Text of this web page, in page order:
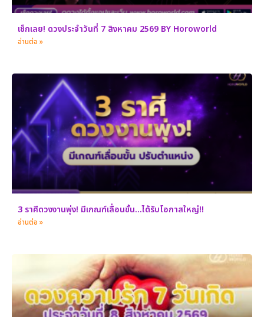
เช็กเลย! ดวงประจำวันที่ 7 สิงหาคม 2569 BY Horoworld
อ่านต่อ »
3 ราศีดวงงานพุ่ง! มีเกณฑ์เลื่อนขั้น…ได้รับโอกาสใหญ่!!
อ่านต่อ »